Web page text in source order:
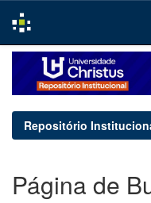
navigation
Repositório
Página de